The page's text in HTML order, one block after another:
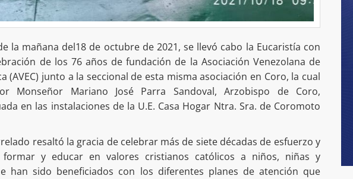
la mañana del18 de octubre de 2021, se llevó cabo la Eucaristía con
de los 76 años de fundación de la Asociación Venezolana de
(AVEC) junto a la seccional de esta misma asociación en Coro, la cual
Monseñor Mariano José Parra Sandoval, Arzobispo de Coro,
en las instalaciones de la U.E. Casa Hogar Ntra. Sra. de Coromoto
resaltó la gracia de celebrar más de siete décadas de esfuerzo y
formar y educar en valores cristianos católicos a niños, niñas y
han sido beneficiados con los diferentes planes de atención que